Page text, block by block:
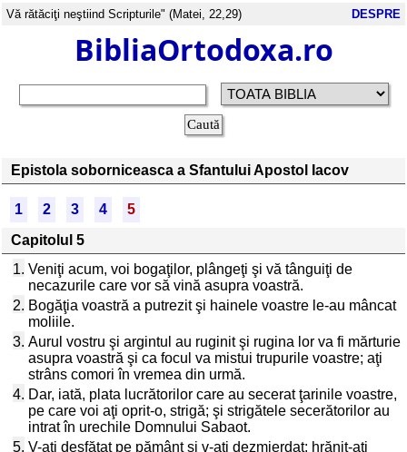
Vă rătăciţi neştiind Scripturile" (Matei, 22,29) DESPRE
BibliaOrtodoxa.ro
Epistola soborniceasca a Sfantului Apostol Iacov
1 2 3 4
5
Capitolul 5
1. Veniţi acum, voi bogaţilor, plângeţi şi vă tânguiţi de
necazurile care vor să vină asupra voastră.
2. Bogăţia voastră a putrezit şi hainele voastre le-au mâncat
moliile.
3. Aurul vostru şi argintul au ruginit şi rugina lor va fi mărturie
asupra voastră şi ca focul va mistui trupurile voastre; aţi
strâns comori în vremea din urmă.
4. Dar, iată, plata lucrătorilor care au secerat ţarinile voastre,
pe care voi aţi oprit-o, strigă; şi strigătele secerătorilor au
intrat în urechile Domnului Sabaot.
5. V-aţi desfătat pe pământ şi v-aţi dezmierdat; hrănit-aţi